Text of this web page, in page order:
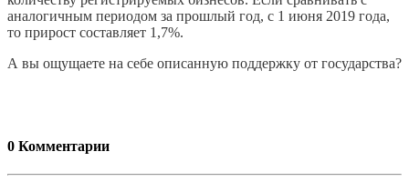
аналогичным периодом за прошлый год, с 1 июня 2019 года,
то прирост составляет 1,7%.
А вы ощущаете на себе описанную поддержку от государства?
0 Комментарии